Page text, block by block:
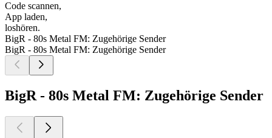
Code scannen,
App laden,
loshören.
BigR - 80s Metal FM: Zugehörige Sender
BigR - 80s Metal FM: Zugehörige Sender
BigR - 80s Metal FM: Zugehörige Sender